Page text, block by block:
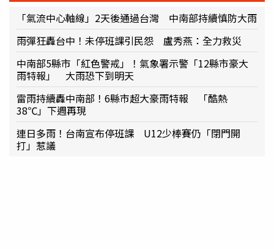
「氣流中心軸線」2天後通過台灣 中南部持續慎防大雨
雨彈狂轟台中！未停班課引民怨 盧秀燕：全力救災
中南部5縣市「紅色警戒」！氣象署示警「12縣市豪大
雨特報」 大雨恐下到明天
雷雨持續轟中南部！6縣市超大豪雨特報 「酷熱
38℃」下週再現
連日多雨！台南宣布停班課 U12少棒賽仍「閉門開
打」惹議